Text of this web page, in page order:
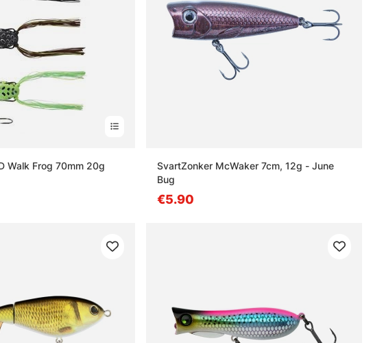
Walk Frog 70mm 20g
SvartZonker McWaker 7cm, 12g - June
Bug
€5.90